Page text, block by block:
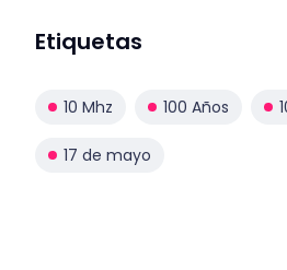
Etiquetas
10 Mhz 100 Años
17 de mayo